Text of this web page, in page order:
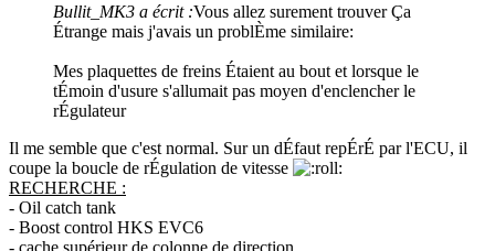
Bullit_MK3 a écrit :Vous allez surement trouver Ça
Étrange mais j'avais un problÈme similaire:
Mes plaquettes de freins Étaient au bout et lorsque le
tÉmoin d'usure s'allumait pas moyen d'enclencher le
rÉgulateur
Il me semble que c'est normal. Sur un dÉfaut repÉrÉ par l'ECU, il
coupe la boucle de rÉgulation de vitesse
RECHERCHE :
- Oil catch tank
- Boost control HKS EVC6
- cache supérieur de colonne de direction